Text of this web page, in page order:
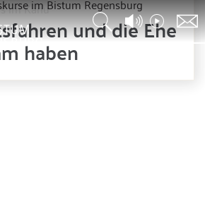
im Bistum Regensburg
und die Ehe
haben